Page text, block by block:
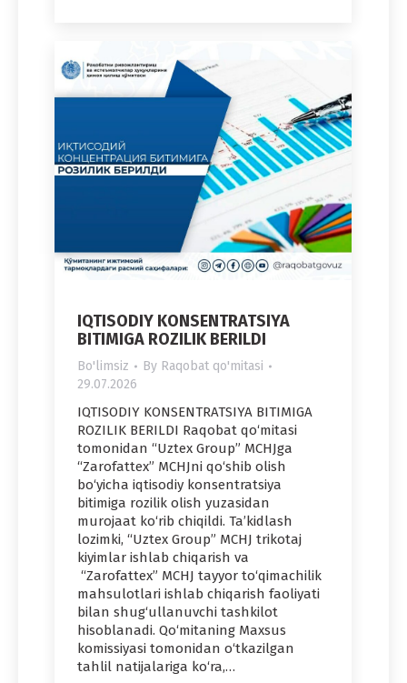
IQTISODIY KONSENTRATSIYA
BITIMIGA ROZILIK BERILDI
Bo'limsiz By Raqobat qo'mitasi
29.07.2026
IQTISODIY KONSENTRATSIYA BITIMIGA
ROZILIK BERILDI Raqobat qo‘mitasi
tomonidan “Uztex Group” MCHJga
“Zarofattex” MCHJni qo‘shib olish
bo‘yicha iqtisodiy konsentratsiya
bitimiga rozilik olish yuzasidan
murojaat ko‘rib chiqildi. Ta’kidlash
lozimki, “Uztex Group” MCHJ trikotaj
kiyimlar ishlab chiqarish va
“Zarofattex” MCHJ tayyor to‘qimachilik
mahsulotlari ishlab chiqarish faoliyati
bilan shug‘ullanuvchi tashkilot
hisoblanadi. Qo‘mitaning Maxsus
komissiyasi tomonidan o‘tkazilgan
tahlil natijalariga ko‘ra,…